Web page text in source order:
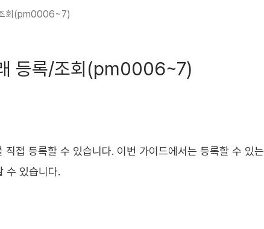
회(pm0006~7)
등록/조회(pm0006~7)
직접 등록할 수 있습니다. 이번 가이드에서는 등록할 수 있는
수 있습니다.